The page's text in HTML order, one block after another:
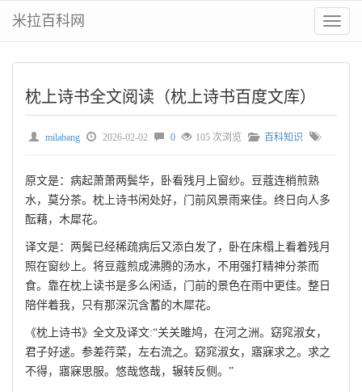
切
换
菜
米拉百科网
枕上诗书全文阅读（枕上诗书百度文库）
milabang 2026-02-02 0 105 次浏览 百科知识
原文是：病起萧萧两鬓华，卧看残月上窗纱。豆蔻连梢煎熟
水，莫分茶。枕上诗书闲处好，门前风景雨来佳。终日向人多
酝藉，木犀花。
译文是：两鬓已经稀疏病后又添白发了，卧在床榻上看着残月
照在窗纱上。将豆蔻煎成沸腾的汤水，不用强打精神分茶而
食。靠在枕上读书是多么闲适，门前的景色在雨中更佳。整日
陪伴着我，只有那深沉含蓄的木犀花。
《枕上诗书》全文及译文:“关关雎鸠，在河之洲。窈窕淑女，
君子好逑。参差荇菜，左右流之。窈窕淑女，寤寐求之。求之
不得，寤寐思服。悠哉悠哉，辗转反侧。”